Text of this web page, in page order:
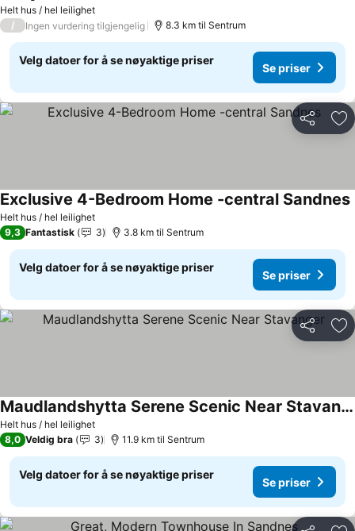
Helt hus / hel leilighet
/ Ingen vurdering tilgjengelig 8.3 km til Sentrum
Velg datoer for å se nøyaktige priser
Se priser
Del
Helt hus / hel leilighet
Exclusive 4-Bedroom Home -central Sandnes
9,3 Fantastisk 3 3.8 km til Sentrum
Velg datoer for å se nøyaktige priser
Se priser
Del
Helt hus / hel leilighet
Maudlandshytta Serene Scenic Near Stavanger
8,0 Veldig bra 3 11.9 km til Sentrum
Velg datoer for å se nøyaktige priser
Se priser